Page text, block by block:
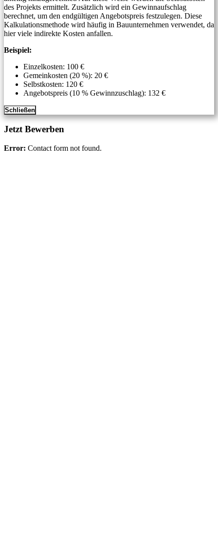
des Projekts ermittelt. Zusätzlich wird ein Gewinnaufschlag
berechnet, um den endgültigen Angebotspreis festzulegen. Diese
Kalkulationsmethode wird häufig in Bauunternehmen verwendet, da
hier viele indirekte Kosten anfallen.
Beispiel:
Einzelkosten: 100 €
Gemeinkosten (20 %): 20 €
Selbstkosten: 120 €
Angebotspreis (10 % Gewinnzuschlag): 132 €
Schließen
Jetzt Bewerben
Error: Contact form not found.